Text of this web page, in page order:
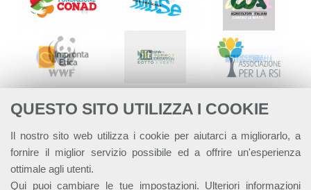
QUESTO SITO UTILIZZA I COOKIE
Il nostro sito web utilizza i cookie per aiutarci a migliorarlo, a
fornire il miglior servizio possibile ed a offrire un'esperienza
ottimale agli utenti.
Qui puoi cambiare le tue impostazioni. Ulteriori informazioni